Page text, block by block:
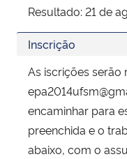
Resultado: 21 de
Inscrição
As iscrições serão
encaminhar para
preenchida e o
abaixo, com o